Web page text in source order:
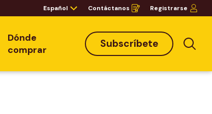
Español Contáctanos
Opens
in
window
Registrarse
Dónde
comprar
Subscríbete